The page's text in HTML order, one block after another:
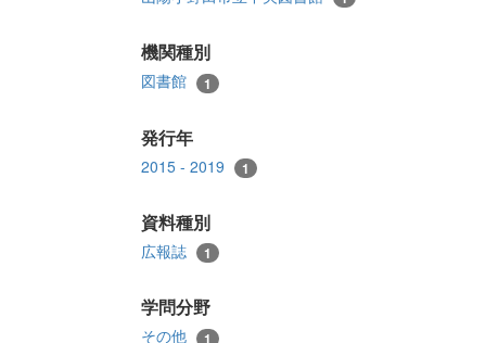
機関種別
図書館 1
発行年
2015 - 2019 1
資料種別
広報誌 1
学問分野
その他 1